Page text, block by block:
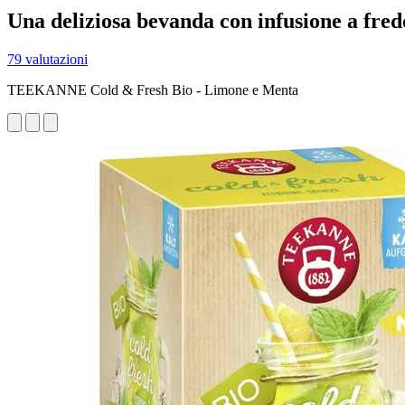
Una deliziosa bevanda con infusione a
79 valutazioni
TEEKANNE Cold & Fresh Bio - Limone e Menta